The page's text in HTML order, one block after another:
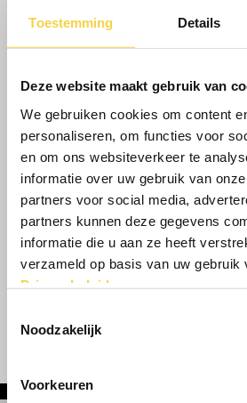
Toestemming Details
Deze website maakt gebruik van
We gebruiken cookies om content
personaliseren, om functies voor
en om ons websiteverkeer te
informatie over uw gebruik van
partners voor social media,
partners kunnen deze gegevens
informatie die u aan ze heeft
verzameld op basis van uw gebruik
Privacybeleid
Noodzakelijk
Voorkeuren
Meer foto’s